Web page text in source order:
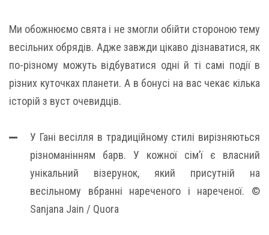
Ми обожнюємо свята і не змогли обійти стороною тему
весільних обрядів. Адже завжди цікаво дізнаватися, як
по-різному можуть відбуватися одні й ті самі події в
різних куточках планети. А в бонусі на вас чекає кілька
історій з вуст очевидців.
У Гані весілля в традиційному стилі вирізняються
різноманінням барв. У кожної сім’ї є власний
унікальний візерунок, який присутній на
весільному вбранні нареченого і нареченої. ©
Sanjana Jain / Quora